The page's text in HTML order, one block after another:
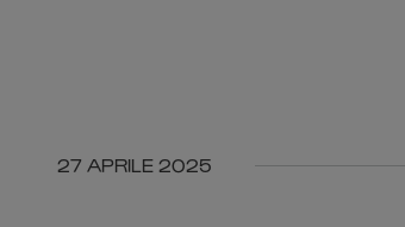
27 APRILE 2025